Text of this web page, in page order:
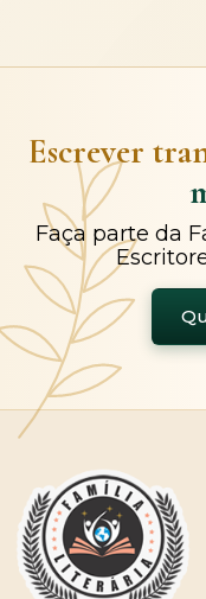
Escrever
Faça parte da